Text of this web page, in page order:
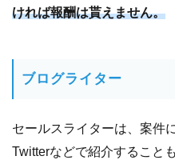
11.2.3 人気
登場！
ア
フ
ければ報酬は貰えません。
ブログライター
セールスライターは、案件
Twitterなどで紹介すること